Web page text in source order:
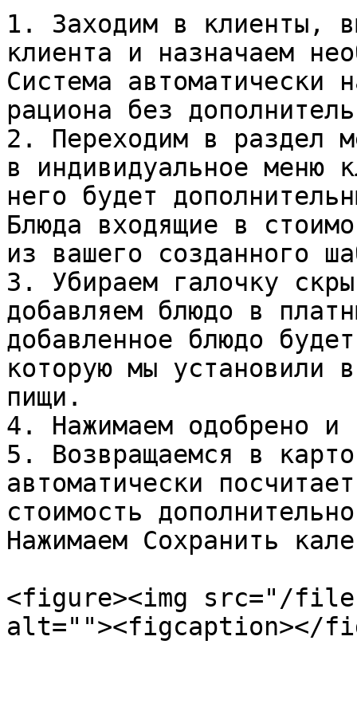
1. Заходим в клиенты,
клиента и назначаем
Система автоматически
рациона без
2. Переходим в раздел
в индивидуальное меню
него будет
Блюда входящие в
из вашего созданного
3. Убираем галочку
добавляем блюдо в
добавленное блюдо
которую мы установили
пищи.
4. Нажимаем одобрено и
5. Возвращаемся в
автоматически
стоимость
Нажимаем Сохранить
<figure><img src="/